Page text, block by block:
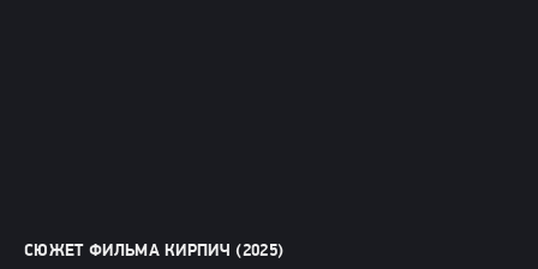
СЮЖЕТ ФИЛЬМА КИРПИЧ (2025)